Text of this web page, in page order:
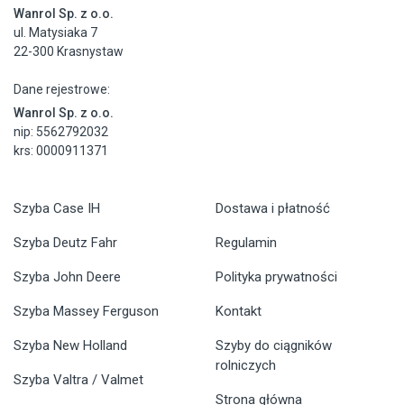
Wanrol Sp. z o.o.
ul. Matysiaka 7
22-300 Krasnystaw
Dane rejestrowe:
Wanrol Sp. z o.o.
nip: 5562792032
krs: 0000911371
Szyba Case IH
Szyba Deutz Fahr
Szyba John Deere
Szyba Massey Ferguson
Szyba New Holland
Szyba Valtra / Valmet
Dostawa i płatność
Regulamin
Polityka prywatności
Kontakt
Szyby do ciągników
rolniczych
Strona główna